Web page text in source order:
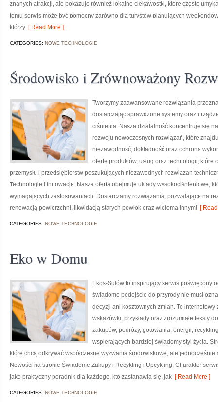
znanych atrakcji, ale pokazuje również lokalne ciekawostki, które często
temu serwis może być pomocny zarówno dla turystów planujących
którzy [ Read More ]
CATEGORIES: NOWE TECHNOLOGIE
Środowisko i Zrównoważony
Tworzymy zaawansowane rozwiązania
dostarczając sprawdzone systemy oraz
ciśnienia. Nasza działalność koncentruje się
rozwoju nowoczesnych rozwiązań, które
niezawodność, dokładność oraz ochrona
ofertę produktów, usług oraz technologii,
przemysłu i przedsiębiorstw poszukujących niezawodnych rozwiązań
Technologie i Innowacje. Nasza oferta obejmuje układy wysokociśnieniowe,
wymagających zastosowaniach. Dostarczamy rozwiązania, pozwalające na
renowacją powierzchni, likwidacją starych powłok oraz wieloma innymi [
CATEGORIES: NOWE TECHNOLOGIE
Eko w Domu
Ekos-Sułów to inspirujący serwis poświęcony
świadome podejście do przyrody nie musi
decyzji ani kosztownych zmian. To
wskazówki, przykłady oraz zrozumiałe teksty
zakupów, podróży, gotowania, energii,
wspierających bardziej świadomy styl życia.
które chcą odkrywać współczesne wyzwania środowiskowe, ale
Nowości na stronie Świadome Zakupy i Recykling i Upcykling. Charakter
jako praktyczny poradnik dla każdego, kto zastanawia się, jak [ Read More ]
CATEGORIES: NOWE TECHNOLOGIE